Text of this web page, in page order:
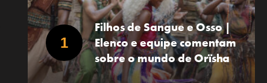
Filhos de Sangue e Osso |
Elenco e equipe comentam
sobre o mundo de Orïsha